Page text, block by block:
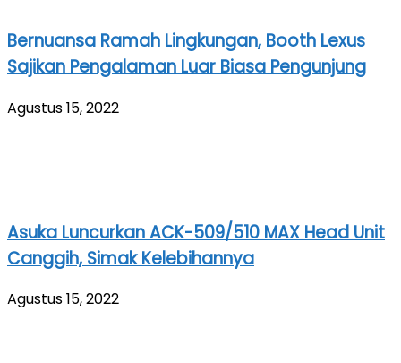
Bernuansa Ramah Lingkungan, Booth Lexus
Sajikan Pengalaman Luar Biasa Pengunjung
Agustus 15, 2022
Asuka Luncurkan ACK-509/510 MAX Head Unit
Canggih, Simak Kelebihannya
Agustus 15, 2022